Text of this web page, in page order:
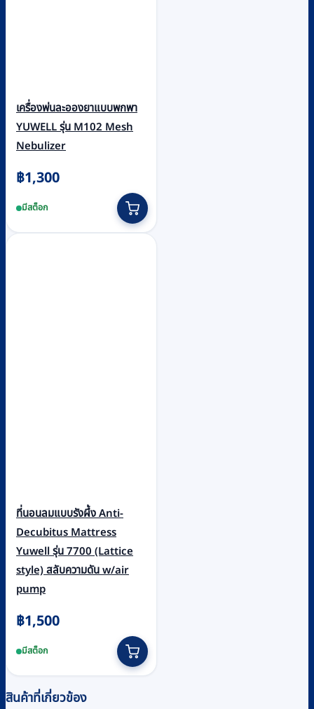
เครื่องพ่นละอองยาแบบพกพา
YUWELL รุ่น M102 Mesh
Nebulizer
฿1,300
มีสต็อก
ที่นอนลมแบบรังผึ้ง Anti-
Decubitus Mattress
Yuwell รุ่น 7700 (Lattice
style) สลับความดัน w/air
pump
฿1,500
มีสต็อก
สินค้าที่เกี่ยวข้อง